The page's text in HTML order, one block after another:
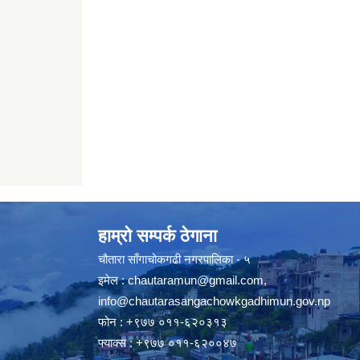
हाम्रो सम्पर्क ठेगाना
चौतारा साँगाचोकगढी नगरपालिका - ५
इमेल :chautaramun@gmail.com,
info@chautarasangachowkgadhimun.gov.np
फोन : +९७७ ०११-६२०३१३
फ्याक्स : +९७७ ०११-६२००४७